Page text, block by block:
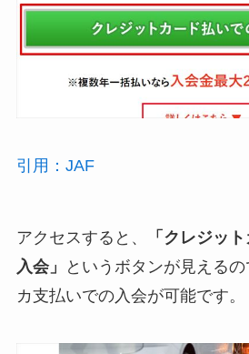
引用：JAF
アクセスすると、
「クレジッ
入会」
というボタンが見える
カ支払いでの入会が可能です。